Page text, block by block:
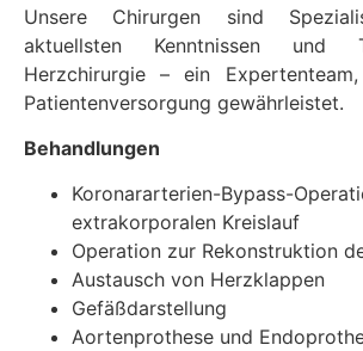
Unsere Chirurgen sind
aktuellsten Kenntnissen und
Herzchirurgie – ein
Patientenversorgung gewährleistet.
Behandlungen
Koronararterien-Bypass-
extrakorporalen Kreislauf
Operation zur Rekonstruktion
Austausch von Herzklappen
Gefäßdarstellung
Aortenprothese und